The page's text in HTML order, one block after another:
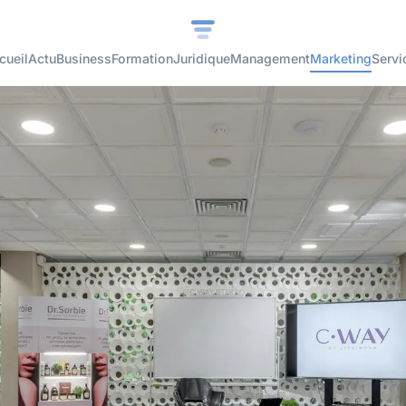
ActuBusinessFormationJuridiqueManagementMarketing